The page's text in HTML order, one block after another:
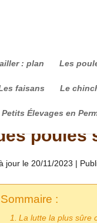
: plan Les
faisans Le
Élevages en
poules
jour le 20/11/2023 |
Sommaire :
La lutte la plus sûre